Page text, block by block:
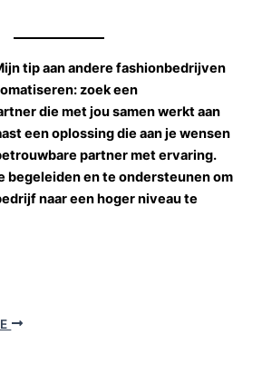
tip aan andere fashionbedrijven
zoek een
die met jou samen werkt aan
een oplossing die aan je wensen
partner met ervaring.
begeleiden en te ondersteunen om
naar een hoger niveau te